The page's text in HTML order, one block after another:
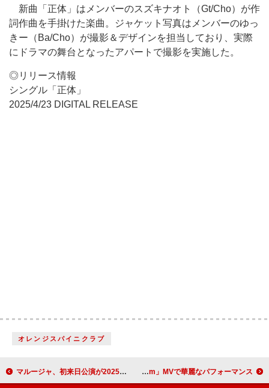
新曲「正体」はメンバーのスズキナオト（Gt/Cho）が作
詞作曲を手掛けた楽曲。ジャケット写真はメンバーのゆっ
きー（Ba/Cho）が撮影＆デザインを担当しており、実際
にドラマの舞台となったアパートで撮影を実施した。
◎リリース情報
シングル「正体」
2025/4/23 DIGITAL RELEASE
オレンジスパイニクラブ
マルージャ、初来日公演が2025年5月に決定 Kep1er、ユーモア溢れる「Yum」MVで華麗なパフォーマンス